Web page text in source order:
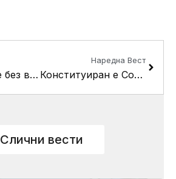
Драчево утре без вода
Наредна Вест
Конституиран е Совет на потрошувачите во Кисела Вода
Слични вести